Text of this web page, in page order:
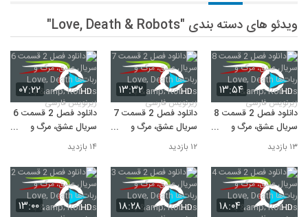
ویدئو های دسته بندی "Love, Death & Robots"
۱۳:۵۴ HD
دانلود فصل 2 قسمت 8
سریال عشق، مرگ و
فارسی
۱۳ بازدید
۱۳:۳۲ HD
دانلود فصل 2 قسمت 7
سریال عشق، مرگ و
فارسی
۱۲ بازدید
۰۷:۲۲ HD
دانلود فصل 2 قسمت 6
سریال عشق، مرگ و
فارسی
۱۴ بازدید
۱۸:۰۴ HD ۱۸:۲۸ HD ۱۳:۰۰ HD